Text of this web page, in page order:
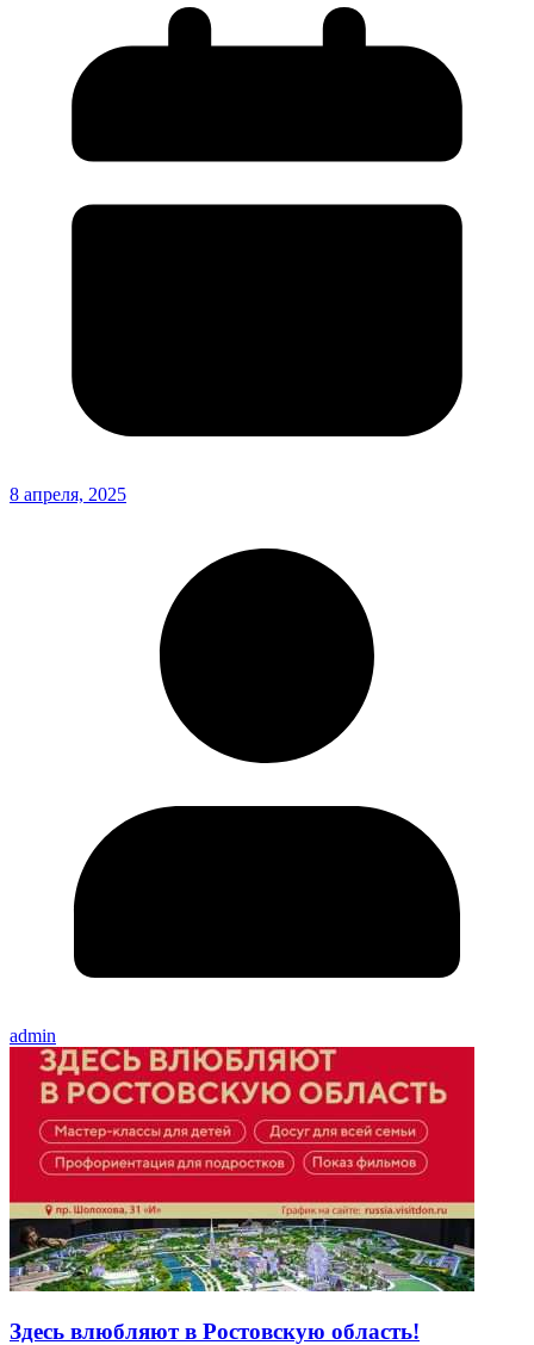
8 апреля, 2025
admin
Здесь влюбляют в Ростовскую область!